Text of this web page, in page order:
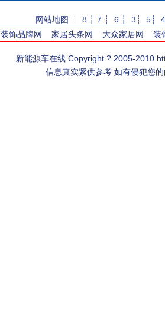
网站地图 ┊ 8 ┊ 7 ┊ 6 ┊ 3 ┊ 5┊ 4
装饰品牌网 家居头条网 大众家居网 装
新能源车在线 Copyright ? 2005-2010
信息真实紧供参考 如有侵犯您